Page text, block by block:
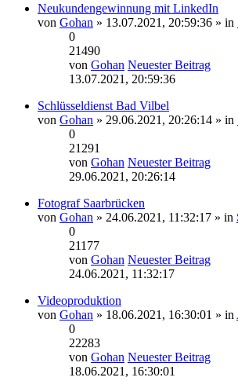
Neukundengewinnung mit LinkedIn
von Gohan » 13.07.2021, 20:59:36 » in
0
21490
von Gohan Neuester Beitrag
13.07.2021, 20:59:36
Schlüsseldienst Bad Vilbel
von Gohan » 29.06.2021, 20:26:14 » in
0
21291
von Gohan Neuester Beitrag
29.06.2021, 20:26:14
Fotograf Saarbrücken
von Gohan » 24.06.2021, 11:32:17 » in
0
21177
von Gohan Neuester Beitrag
24.06.2021, 11:32:17
Videoproduktion
von Gohan » 18.06.2021, 16:30:01 » in
0
22283
von Gohan Neuester Beitrag
18.06.2021, 16:30:01